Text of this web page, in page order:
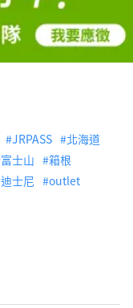
JRPASS
北海道
富士山
箱根
迪士尼
outlet